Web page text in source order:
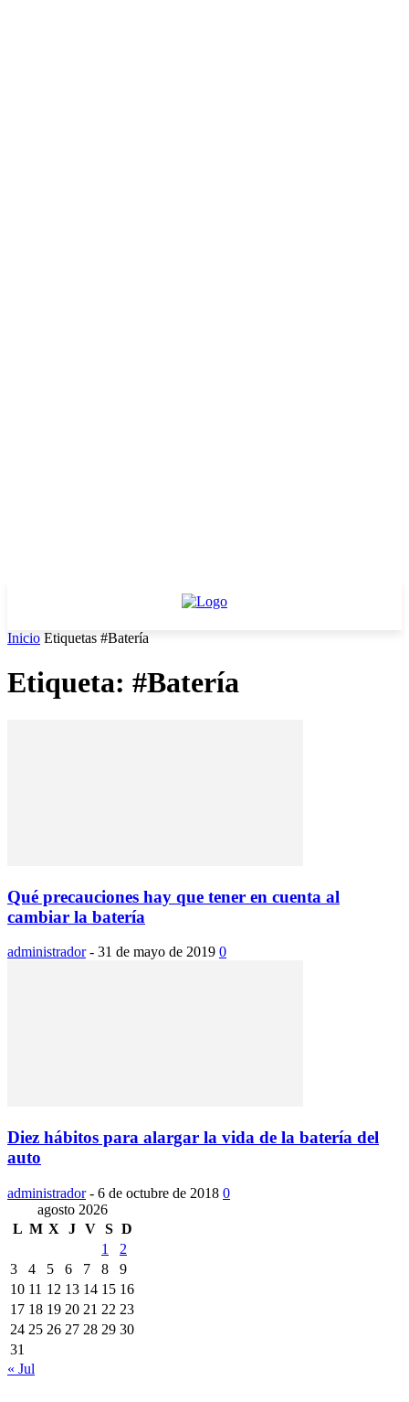
Inicio Etiquetas #Batería
Etiqueta: #Batería
Qué precauciones hay que tener en cuenta al
cambiar la batería
administrador - 31 de mayo de 2019 0
Diez hábitos para alargar la vida de la batería del
auto
administrador - 6 de octubre de 2018 0
agosto 2026
L M X J V S D
1
2
3
4 5 6 7 8
9
10 11 12 13 14 15 16
17 18 19 20 21 22 23
24 25 26 27 28 29 30
31
« Jul